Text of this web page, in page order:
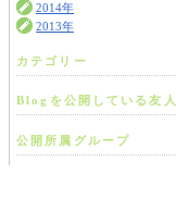
2014年
2013年
カテゴリー
Blogを公開している友人
公開所属グループ